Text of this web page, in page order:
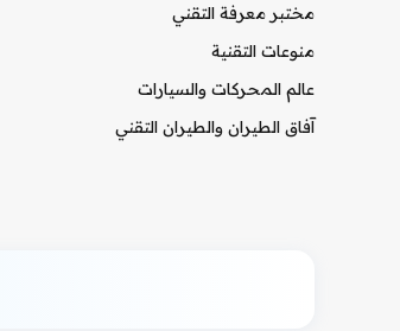
مختبر معرفة التقني
منوعات التقنية
عالم المحركات والسيارات
آفاق الطيران والطيران التقني